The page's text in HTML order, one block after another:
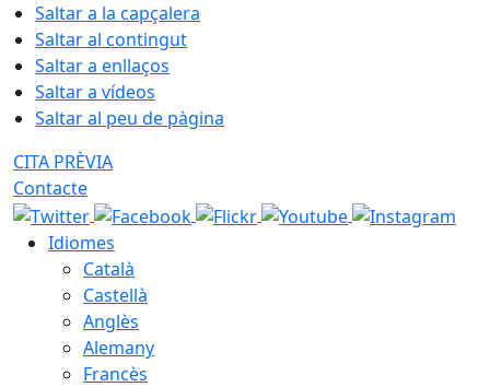
Saltar a la capçalera
Saltar al contingut
Saltar a enllaços
Saltar a vídeos
Saltar al peu de pàgina
CITA PRÈVIA
Contacte
Idiomes
Català
Castellà
Anglès
Alemany
Francès